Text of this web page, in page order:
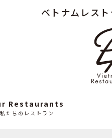
ベトナムレス
Restaurants
私たちのレストラン